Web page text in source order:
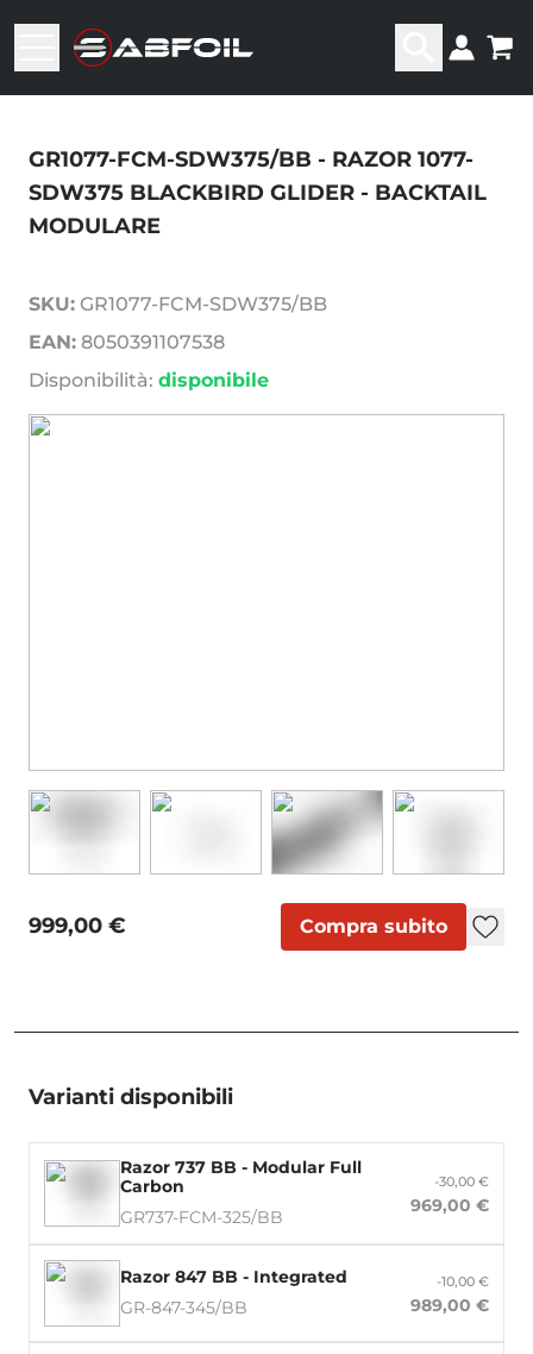
GR1077-FCM-SDW375/BB - RAZOR 1077-
SDW375 BLACKBIRD GLIDER - BACKTAIL
MODULARE
SKU: GR1077-FCM-SDW375/BB
EAN: 8050391107538
Disponibilità: disponibile
999,00 € Compra subito
Varianti disponibili
Razor 737 BB - Modular Full
Carbon
GR737-FCM-325/BB
-30,00 €
969,00 €
Razor 847 BB - Integrated
GR-847-345/BB
-10,00 €
989,00 €